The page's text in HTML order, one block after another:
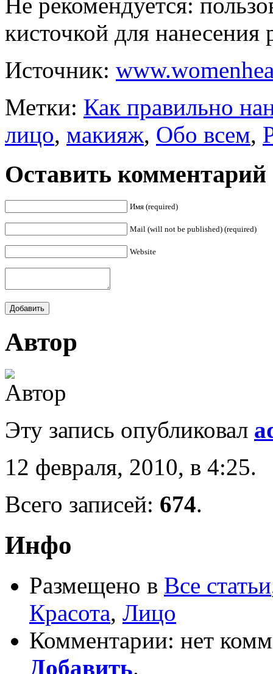
Не рекомендуется:
кисточкой для
Источник:
Метки: Как правильно
лицо, макияж, Обо всем,
Оставить комментарий
Имя (required)
Mail (will not be published) (required)
Website
Автор
Эту запись опубликовал
12 февраля, 2010, в 4:25.
Всего записей: 674.
Инфо
Размещено в Все статьи
Красота, Лицо
Комментарии: нет
Добавить.